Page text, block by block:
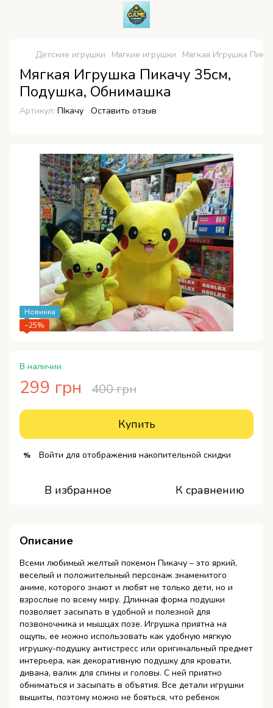
Детские игрушки Мягкие игрушки Мягкая Игрушка
Мягкая Игрушка Пикачу 35см,
Подушка, Обнимашка
Артикул: ПІкачу Оставить отзыв
Новинка
−25%
В наличии
299 грн 400 грн
Купить
% Войти для отображения накопительной скидки
В избранное К сравнению
Описание
Всеми любимый желтый покемон Пикачу – это яркий,
веселый и положительный персонаж знаменитого
аниме, которого знают и любят не только дети, но и
взрослые по всему миру. Длинная форма подушки
позволяет засыпать в удобной и полезной для
позвоночника и мышцах позе. Игрушка приятна на
ощупь, ее можно использовать как удобную мягкую
игрушку-подушку антистресс или оригинальный предмет
интерьера, как декоративную подушку для кровати,
дивана, валик для спины и головы. С ней приятно
обниматься и засыпать в объятия. Все детали игрушки
вышиты, поэтому можно не бояться, что ребенок